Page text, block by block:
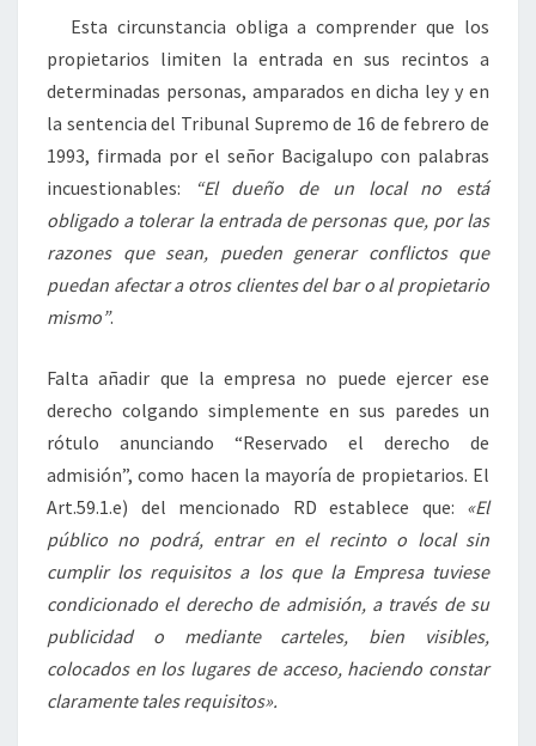
Esta circunstancia obliga a comprender que los
propietarios limiten la entrada en sus recintos a
determinadas personas, amparados en dicha ley y en
la sentencia del Tribunal Supremo de 16 de febrero de
1993, firmada por el señor Bacigalupo con palabras
incuestionables:
“El dueño de un local no está
obligado a tolerar la entrada de personas que, por las
razones que sean, pueden generar conflictos que
puedan afectar a otros clientes del bar o al propietario
mismo”.
Falta añadir que la empresa no puede ejercer ese
derecho colgando simplemente en sus paredes un
rótulo anunciando “Reservado el derecho de
admisión”, como hacen la mayoría de propietarios. El
Art.59.1.e) del mencionado RD establece que: «El
público no podrá, entrar en el recinto o local sin
cumplir los requisitos a los que la Empresa tuviese
condicionado el derecho de admisión, a través de su
publicidad o mediante carteles, bien visibles,
colocados en los lugares de acceso, haciendo constar
claramente tales requisitos».